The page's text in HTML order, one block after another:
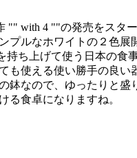
with 4 ""の発売をスタ
プルなホワイトの２色展
ち上げて使う日本の
も使える使い勝手の良い
鉢なので、ゆったりと
る食卓になりますね。